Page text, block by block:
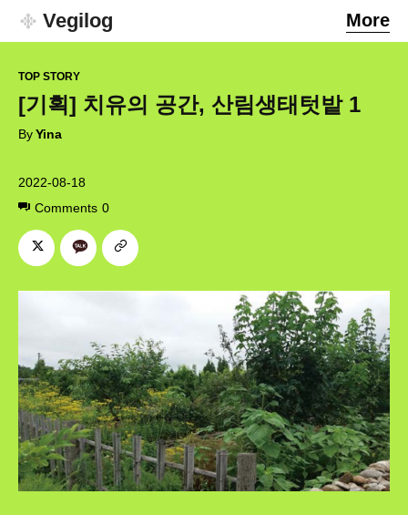
Vegilog More
2022-08-18
Comments 0
TOP STORY
[기획] 치유의 공간, 산림생태텃밭 1
ByYina